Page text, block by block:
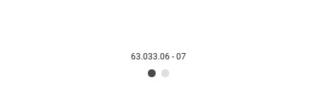
63.033.06 - 07